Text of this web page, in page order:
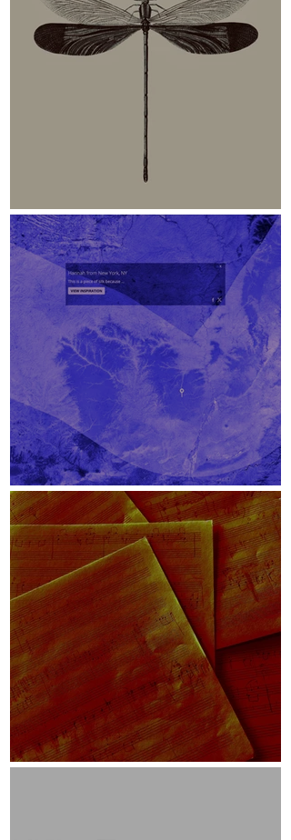
Libelle
Lichteinfallswinkel
Skizzen